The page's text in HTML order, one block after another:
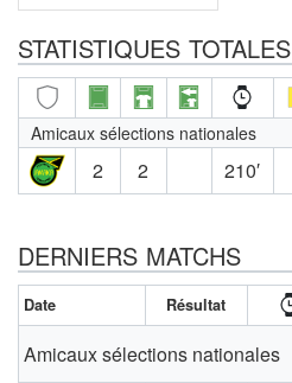
STATISTIQUES TOTALES
Amicaux sélections nationales
2 2 210′
DERNIERS MATCHS
Date Résultat
Amicaux sélections nationales